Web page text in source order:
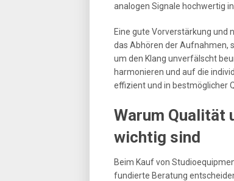
analogen Signale hochwertig
Eine gute Vorverstärkung und
das Abhören der Aufnahmen,
um den Klang unverfälscht
harmonieren und auf die
effizient und in bestmöglicher
Warum Qualität
wichtig sind
Beim Kauf von
fundierte Beratung